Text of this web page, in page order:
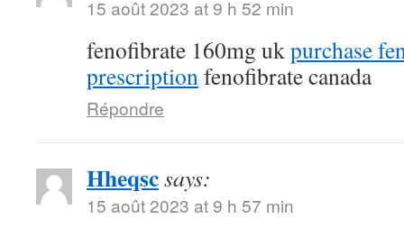
15 août 2023 at 9 h 52 min
fenofibrate 160mg ukpurchase
prescriptionfenofibrate canada
Répondre
Hheqscsays:
15 août 2023 at 9 h 57 min